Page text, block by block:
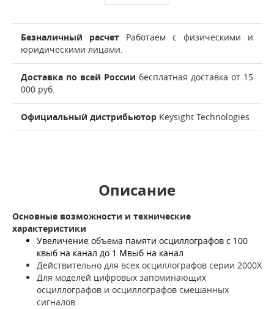
Безналичный расчет Работаем с физическими и
юридическими лицами.
Доставка по всей России бесплатная доставка от 15
000 руб.
Официальный дистрибьютор Keysight Technologies
Описание
Основные возможности и технические
характеристики
Увеличение объема памяти осциллографов с 100
квыб на канал до 1 Мвыб на канал
Действительно для всех осциллографов серии 2000X
Для моделей цифровых запоминающих
осциллографов и осциллографов смешанных
сигналов